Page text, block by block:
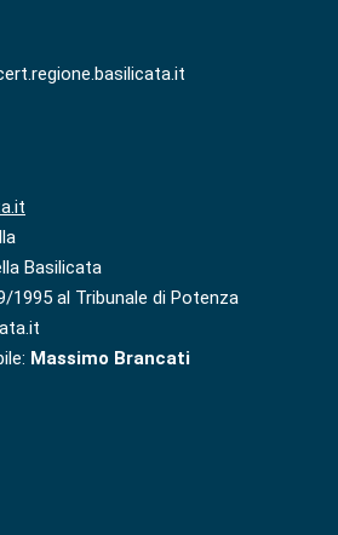
Basilicata
1995 al Tribunale di Potenza
Massimo Brancati